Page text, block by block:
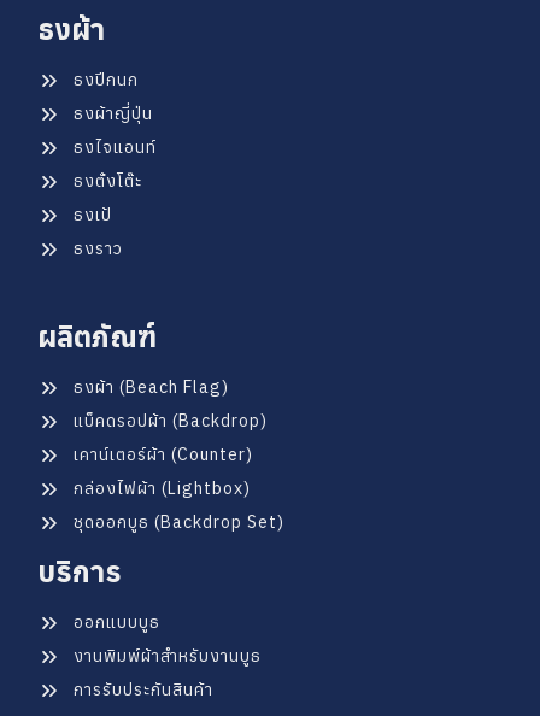
ธงผ้า
ธงปีกนก
ธงผ้าญี่ปุ่น
ธงไจแอนท์
ธงตั้งโต๊ะ
ธงเป้
ธงราว
ผลิตภัณฑ์
ธงผ้า (Beach Flag)
แบ็คดรอปผ้า (Backdrop)
เคาน์เตอร์ผ้า (Counter)
กล่องไฟผ้า (Lightbox)
ชุดออกบูธ (Backdrop Set)
บริการ
ออกแบบบูธ
งานพิมพ์ผ้าสำหรับงานบูธ
การรับประกันสินค้า